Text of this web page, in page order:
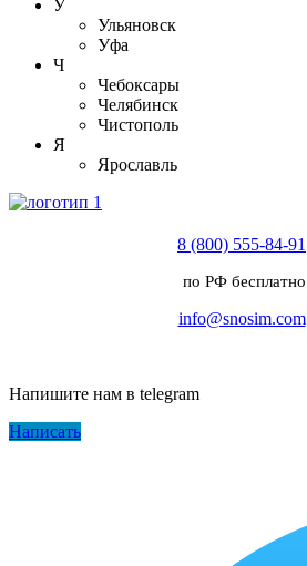
У
Ульяновск
Уфа
Ч
Чебоксары
Челябинск
Чистополь
Я
Ярославль
8 (800) 555-84-91
по РФ бесплатно
info@snosim.com
Напишите нам в telegram
Написать